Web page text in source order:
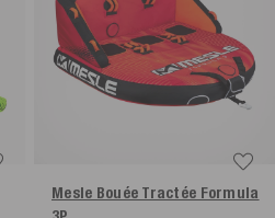
Mesle Bouée Tractée Formula